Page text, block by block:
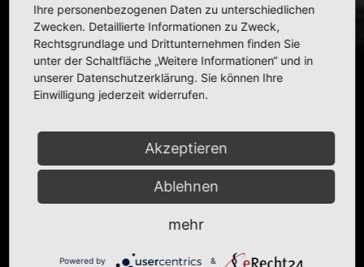
HAHLMODELLE.DE | Opel in
1:43
Ihre personenbezogenen Daten zu unterschiedlichen
Zwecken. Detaillierte Informationen zu Zweck,
Rechtsgrundlage und Drittunternehmen finden Sie
unter der Schaltfläche „Weitere Informationen“ und in
unserer Datenschutzerklärung. Sie können Ihre
Einwilligung jederzeit widerrufen.
Akzeptieren
Ablehnen
mehr
Powered by &